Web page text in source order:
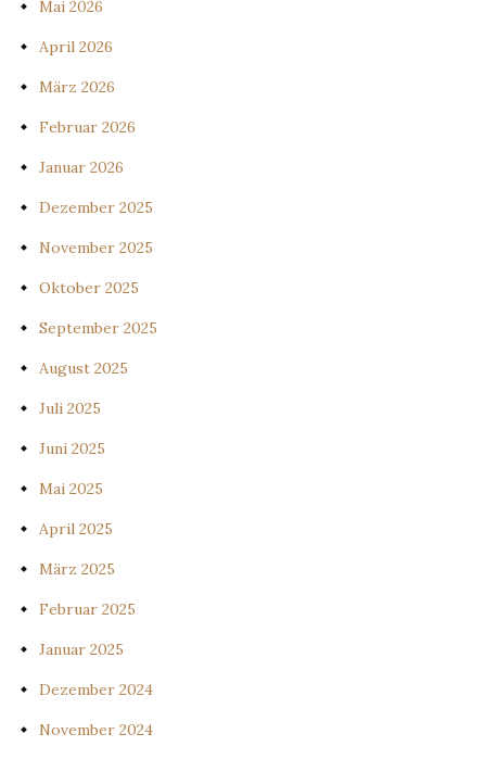
Mai 2026
April 2026
März 2026
Februar 2026
Januar 2026
Dezember 2025
November 2025
Oktober 2025
September 2025
August 2025
Juli 2025
Juni 2025
Mai 2025
April 2025
März 2025
Februar 2025
Januar 2025
Dezember 2024
November 2024